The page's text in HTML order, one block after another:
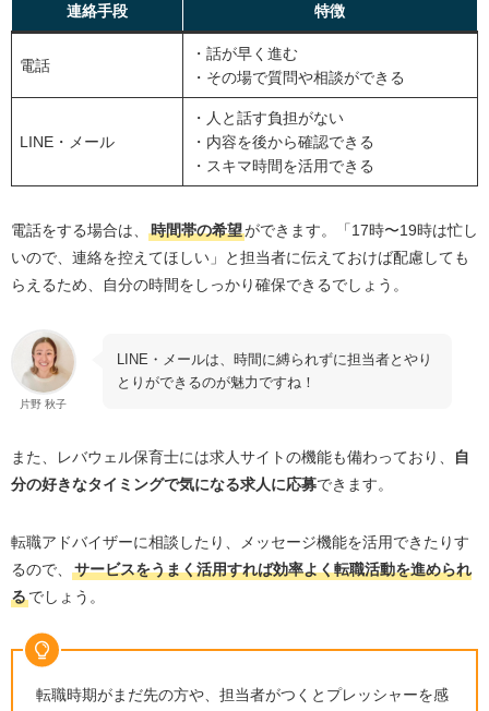
連絡手段 特徴
電話
・話が早く進む
・その場で質問や相談ができる
LINE・メール
・人と話す負担がない
・内容を後から確認できる
・スキマ時間を活用できる
電話をする場合は、 時間帯の希望ができます。「17時〜19時は忙し
いので、連絡を控えてほしい」と担当者に伝えておけば配慮しても
らえるため、自分の時間をしっかり確保できるでしょう。
片野 秋子
LINE ・メールは、時間に縛られずに担当者とやり
とりができるのが魅力ですね！
また、レバウェル保育士には求人サイトの機能も備わっており、
自
分の好きなタイミングで気になる求人に応募できます。
転職アドバイザーに相談したり、メッセージ機能を活用できたりす
るので、
サービスをうまく活用すれば効率よく転職活動を進められ
るでしょう。
転職時期がまだ先の方や、担当者がつくとプレッシャーを感